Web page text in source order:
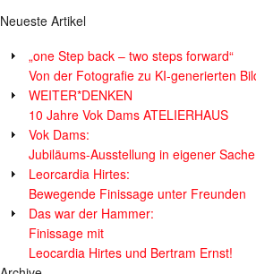
Neueste Artikel
„one Step back – two steps forward“
Von der Fotografie zu KI-generierten
WEITER*DENKEN
10 Jahre Vok Dams ATELIERHAUS
Vok Dams:
Jubiläums-Ausstellung in eigener Sache
Leorcardia Hirtes:
Bewegende Finissage unter Freunden
Das war der Hammer:
Finissage mit
Leocardia Hirtes und Bertram Ernst!